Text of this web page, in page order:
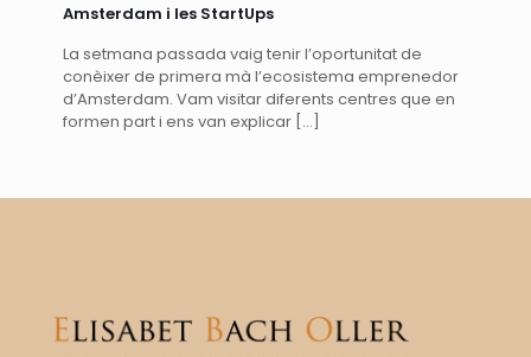
Amsterdam i les StartUps
La setmana passada vaig tenir l’oportunitat de
conèixer de primera mà l’ecosistema emprenedor
d’Amsterdam. Vam visitar diferents centres que en
formen part i ens van explicar […]